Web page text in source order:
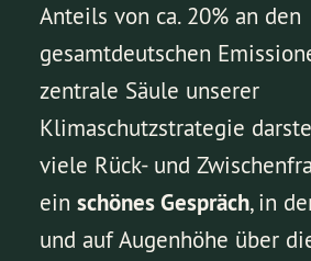
Anteils von ca. 20% an den
gesamtdeutschen
zentrale Säule unserer
Klimaschutzstrategie
viele Rück- und
einschönes Gespräch, in
und auf Augenhöhe über